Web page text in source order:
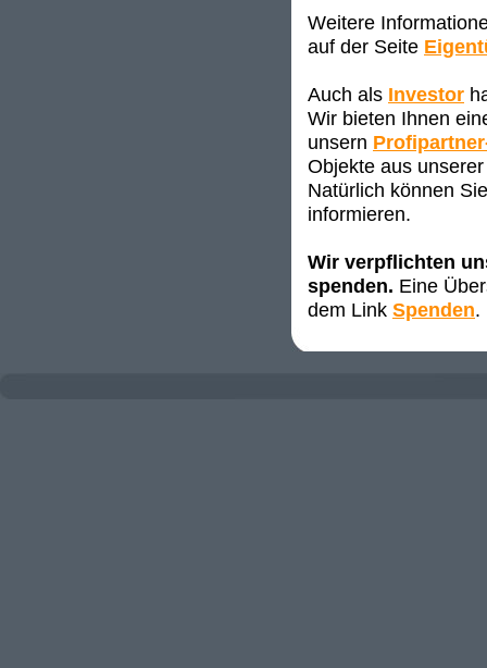
Weitere
auf der Seite
Auch als Investor
Wir bieten Ihnen
unsern
Objekte aus
Natürlich können
informieren.
Wir verpflichten
spenden. Eine
dem Link Spenden.